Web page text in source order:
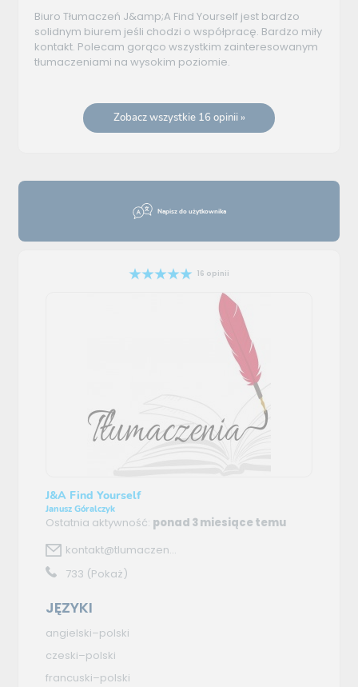
Napisz do użytkownika
16 opinii
J&A Find Yourself
Janusz Góralczyk
Ostatnia aktywność: ponad 3 miesiące temu
kontakt@tlumaczen...
733 (Pokaż)
JĘZYKI
angielski–polski
czeski–polski
francuski–polski
Biuro Tłumaczeń J&amp;A Find Yourself jest bardzo
solidnym biurem jeśli chodzi o współpracę. Bardzo miły
kontakt. Polecam gorąco wszystkim zainteresowanym
tłumaczeniami na wysokim poziomie.
Zobacz wszystkie 16 opinii »